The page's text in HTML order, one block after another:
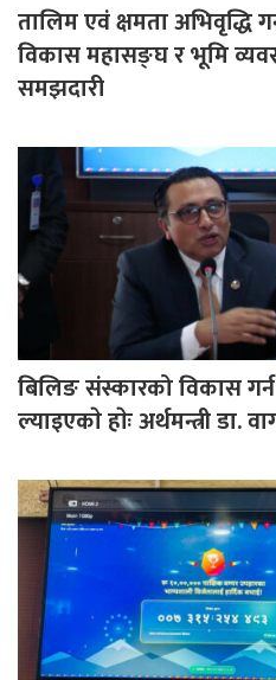
तालिम एवं क्षमता अभिवृद्धि
विकास महासङ्घ र भूमि
समझदारी
बिलिङ संस्कारको विकास
ल्याइएकाे हाेः अर्थमन्त्री डा.